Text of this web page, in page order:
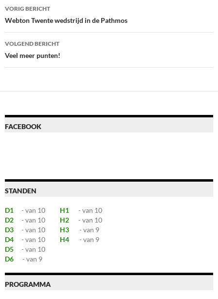
Bericht
navigatie
VORIG BERICHT
Webton Twente wedstrijd in de Pathmos
VOLGEND BERICHT
Veel meer punten!
FACEBOOK
STANDEN
D1 - van 10 H1
- van 10
D2
- van 10 H2
- van 10
D3
- van 10 H3
- van 9
D4
- van 10 H4
- van 9
D5
- van 10
D6
- van 9
PROGRAMMA